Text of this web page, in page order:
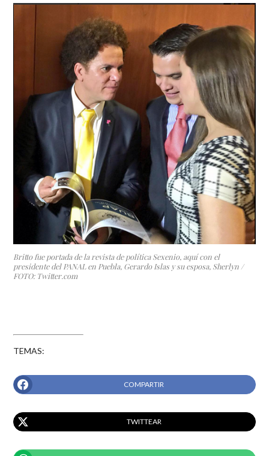
Britto fue portada de la revista de política Sexenio, aquí con el
presidente del PANAL en Puebla, Gerardo Islas y su esposa, Sherlyn /
FOTO: Twitter.com
TEMAS:
COMPARTIR
TWITTEAR